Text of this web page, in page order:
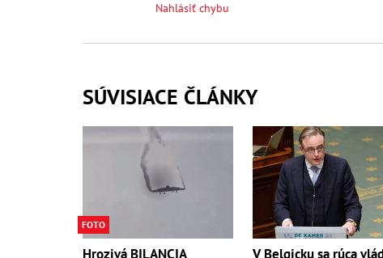
Nahlásiť chybu
SÚVISIACE ČLÁNKY
FOTO
Hrozivá BILANCIA V Belgicku sa rúca